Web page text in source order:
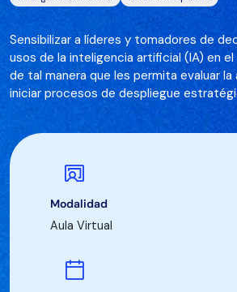
Sensibilizar a líderes y tomadores de
usos de la inteligencia artificial (IA) en
de tal manera que les permita evaluar la
iniciar procesos de despliegue
Modalidad
Aula Virtual